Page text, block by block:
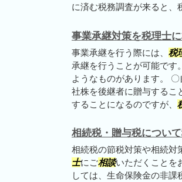
に済む税務調査が来ると、
事業承継対策を税理士
事業承継を行う際には、 税
承継を行うことが可能です
ようなものがあります。
社株を後継者に贈与するこ
することになるのですが、
相続税・贈与税につい
相続税の節税対策や相続対
士にご相談いただくことを
しては、生命保険金の非